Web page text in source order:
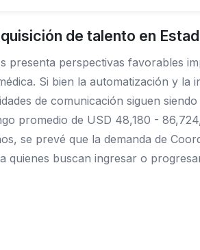
de talento en
presenta perspectivas favorables
Si bien la automatización y la
de comunicación siguen
promedio de USD 48,180 -
se prevé que la demanda de
quienes buscan ingresar o